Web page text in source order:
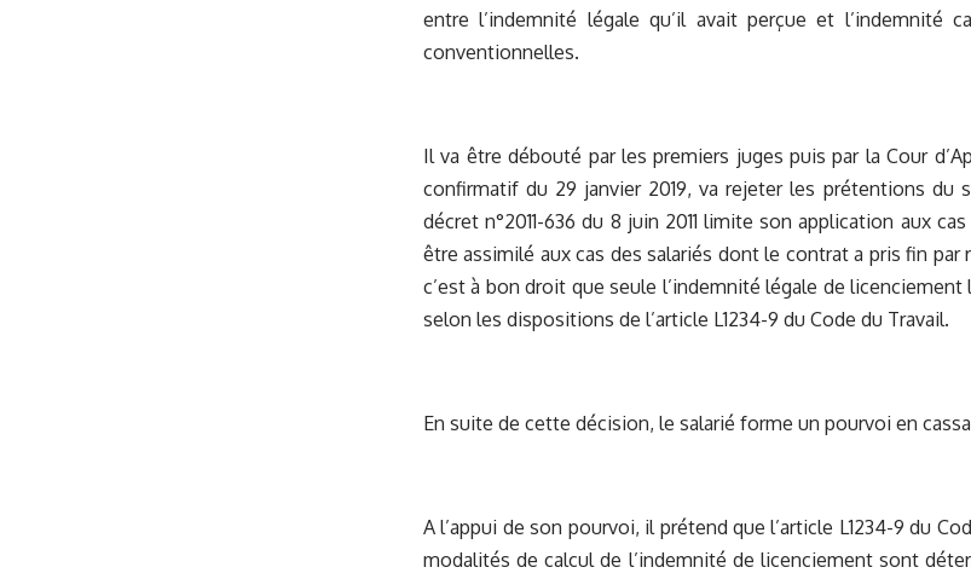
entre l’indemnité légale qu’il avait perçue et l’indemnité
conventionnelles.
Il va être débouté par les premiers juges puis par la Cour
confirmatif du 29 janvier 2019, va rejeter les prétentions du
décret n°2011-636 du 8 juin 2011 limite son application aux
être assimilé aux cas des salariés dont le contrat a pris fin
c’est à bon droit que seule l’indemnité légale de
selon les dispositions de l’article L1234-9 du Code du Travail.
En suite de cette décision, le salarié forme un pourvoi en
A l’appui de son pourvoi, il prétend que l’article L1234-9 du
modalités de calcul de l’indemnité de licenciement sont